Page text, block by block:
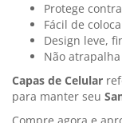
Protege
Fácil de
Design leve,
Não
Capas de Celular
para manter seu